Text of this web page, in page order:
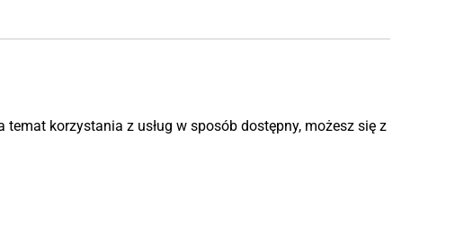
korzystania z usług w sposób dostępny, możesz się z